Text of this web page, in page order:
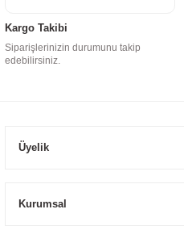
Kargo Takibi
Siparişlerinizin durumunu takip
edebilirsiniz.
Üyelik
Kurumsal